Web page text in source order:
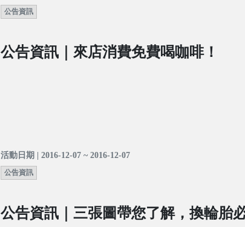
公告資訊
公告資訊｜來店消費免費喝咖啡！
活動日期 | 2016-12-07 ~ 2016-12-07
公告資訊
公告資訊｜三張圖帶您了解，換輪胎